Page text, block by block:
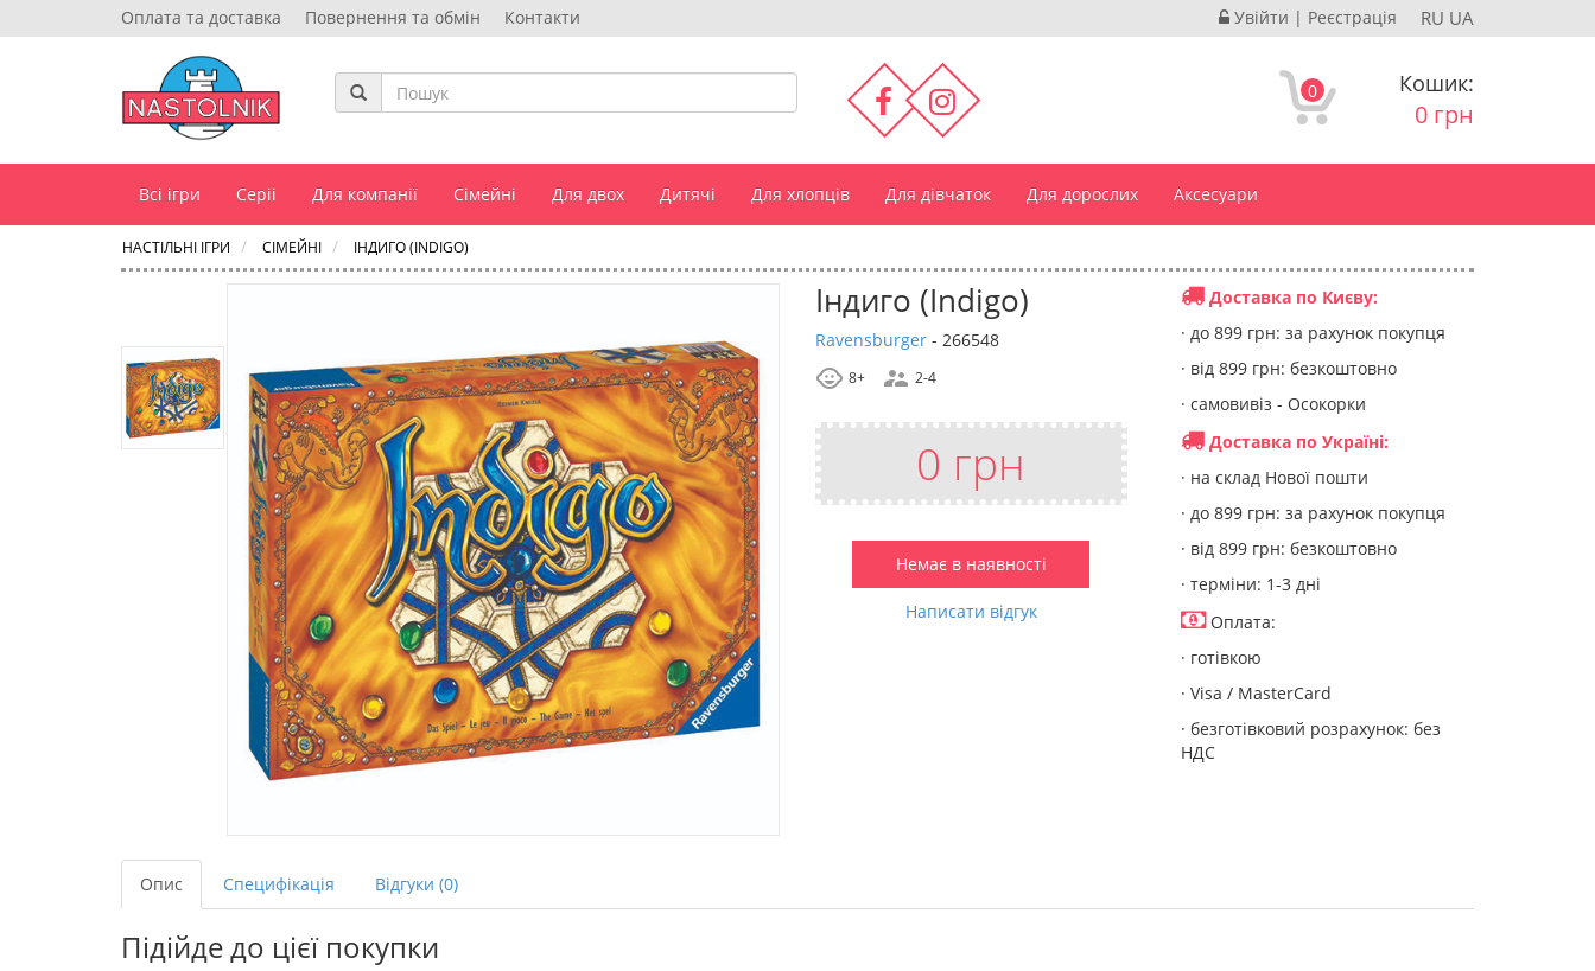
Оплата та доставка Повернення та обмін Контакти Увійти | Реєстрація RU UA
0 Кошик:
0 грн
Всі ігри Серіі Для компанії Сімейні Для двох Дитячі Для хлопців Для дівчаток Для дорослих Аксесуари
НАСТІЛЬНІ ІГРИ СІМЕЙНІ ІНДИГО (INDIGO)
Індиго (Indigo)
Ravensburger - 266548
8+ 2-4
0 грн
Немає в наявності
Написати відгук
Доставка по Києву:
· до 899 грн: за рахунок покупця
· від 899 грн: безкоштовно
· самовивіз - Осокорки
Доставка по Україні:
· на склад Нової пошти
· до 899 грн: за рахунок покупця
· від 899 грн: безкоштовно
· терміни: 1-3 дні
Оплата:
· готівкою
· Visa / MasterCard
· безготівковий розрахунок: без
НДС
Опис Специфікація Відгуки (0)
Підійде до цієї покупки